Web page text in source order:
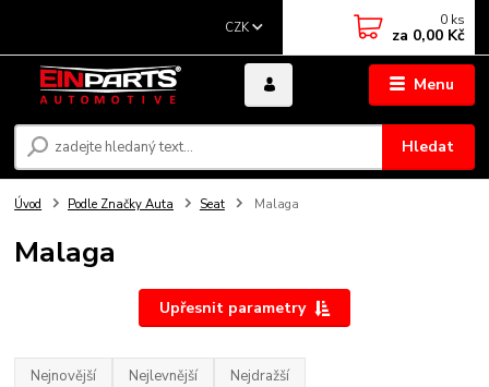
Menu
CZK
Hledat
0 ks
za 0,00 Kč
Úvod Podle Značky Auta Seat Malaga
Malaga
Upřesnit parametry
Nejnovější Nejlevnější Nejdražší